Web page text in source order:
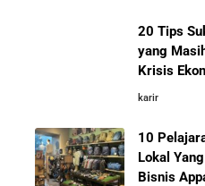
10
Leader
Belajar dari Kopi
Kafe yang Cepat Tumbuh
Fore Coffee, dan Tuku:
20 Tips
yang
Krisis
karir
10
Lokal
Bisnis